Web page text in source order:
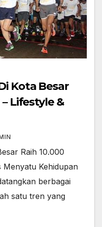
Kota Besar
Lifestyle &
Raih 10.000
Menyatu Kehidupan
berbagai
satu tren yang